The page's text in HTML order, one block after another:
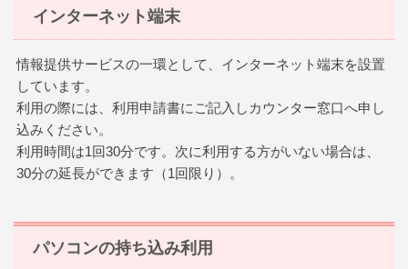
インターネット端末
情報提供サービスの一環として、インターネット端末を設置
しています。
利用の際には、利用申請書にご記入しカウンター窓口へ申し
込みください。
利用時間は1回30分です。次に利用する方がいない場合は、
30分の延長ができます（1回限り）。
パソコンの持ち込み利用